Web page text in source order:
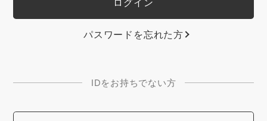
パスワードを忘れた方
IDをお持ちでない方